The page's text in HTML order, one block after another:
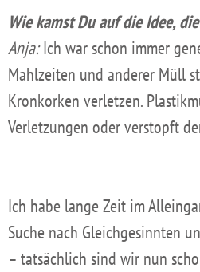
Wie kamst Du auf die Idee,
Anja:Ich war schon immer
Mahlzeiten und anderer Müll
Kronkorken verletzen.
Verletzungen oder verstopft
Ich habe lange Zeit im
Suche nach Gleichgesinnten
– tatsächlich sind wir nun